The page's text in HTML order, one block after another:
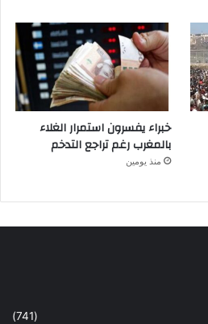
خبراء يفسرون استمرار الغلاء
بالمغرب رغم تراجع التدخم
منذ يومين
(741)